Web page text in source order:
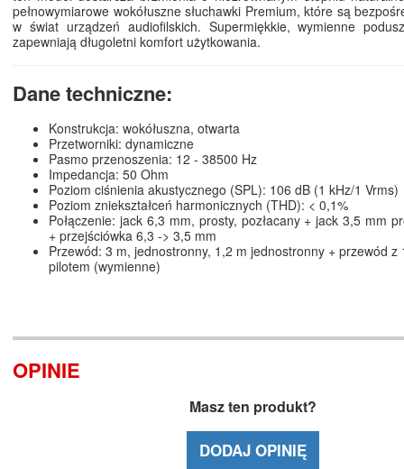
pełnowymiarowe wokółuszne słuchawki Premium, które są
w świat urządzeń audiofilskich. Supermiękkie, wymienne
zapewniają długoletni komfort użytkowania.
Dane techniczne:
Konstrukcja: wokółuszna, otwarta
Przetworniki: dynamiczne
Pasmo przenoszenia: 12 - 38500 Hz
Impedancja: 50 Ohm
Poziom ciśnienia akustycznego (SPL): 106 dB (1 kHz/1 Vrms)
Poziom zniekształceń harmonicznych (THD): < 0,1%
Połączenie: jack 6,3 mm, prosty, pozłacany + jack 3,5 mm
+ przejściówka 6,3 -> 3,5 mm
Przewód: 3 m, jednostronny, 1,2 m jednostronny + przewód z
pilotem (wymienne)
OPINIE
Masz ten produkt?
DODAJ OPINIĘ